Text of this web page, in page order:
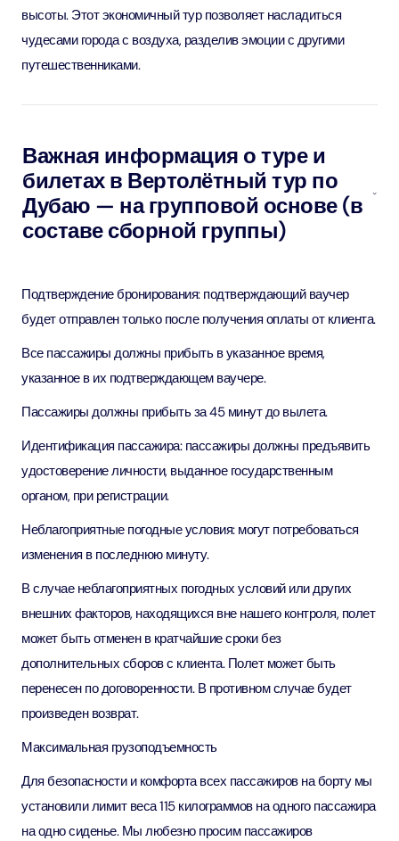
высоты. Этот экономичный тур позволяет насладиться
чудесами города с воздуха, разделив эмоции с другими
путешественниками.
Важная информация о туре и
билетах в Вертолётный тур по
Дубаю — на групповой основе (в
составе сборной группы)
Подтверждение бронирования: подтверждающий ваучер
будет отправлен только после получения оплаты от клиента.
Все пассажиры должны прибыть в указанное время,
указанное в их подтверждающем ваучере.
Пассажиры должны прибыть за 45 минут до вылета.
Идентификация пассажира: пассажиры должны предъявить
удостоверение личности, выданное государственным
органом, при регистрации.
Неблагоприятные погодные условия: могут потребоваться
изменения в последнюю минуту.
В случае неблагоприятных погодных условий или других
внешних факторов, находящихся вне нашего контроля, полет
может быть отменен в кратчайшие сроки без
дополнительных сборов с клиента. Полет может быть
перенесен по договоренности. В противном случае будет
произведен возврат.
Максимальная грузоподъемность
Для безопасности и комфорта всех пассажиров на борту мы
установили лимит веса 115 килограммов на одного пассажира
на одно сиденье. Мы любезно просим пассажиров